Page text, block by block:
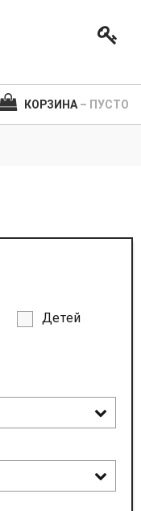
КОРЗИНА – ПУСТО
Детей